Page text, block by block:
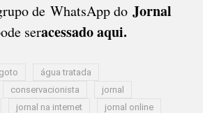
de WhatsApp do Jornal
seracessado aqui.
água tratada
conservacionista
jornal
jornal na internet jornal online